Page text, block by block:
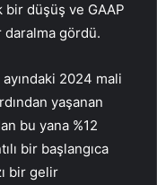
bir düşüş ve GAAP
daralma gördü.
2024 mali
yaşanan
bu yana %12
bir başlangıca
bir gelir